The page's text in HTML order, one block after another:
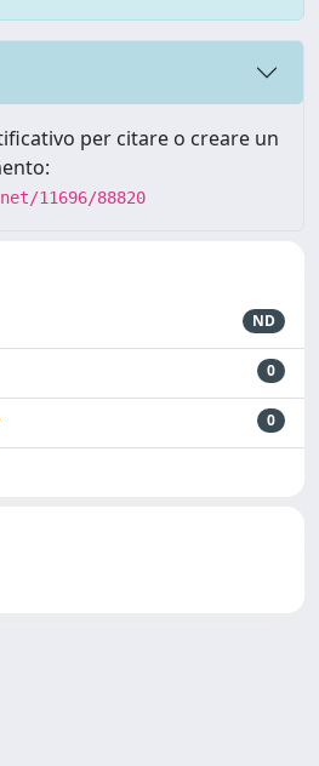
per citare o creare un
11696/88820
ND
0
0